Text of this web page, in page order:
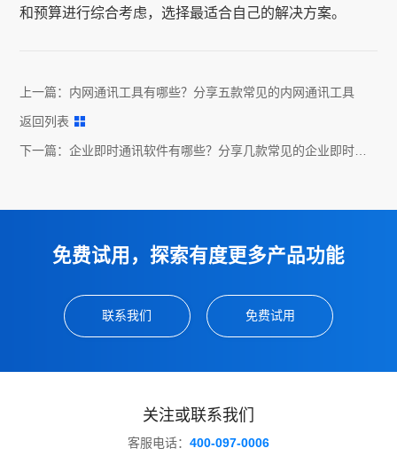
和预算进行综合考虑，选择最适合自己的解决方案。
上一篇： 内网通讯工具有哪些？分享五款常见的内网通讯工具
返回列表
下一篇：企业即时通讯软件有哪些？分享几款常见的企业即时通
免费试用，探索有度更多产品功能
联系我们 免费试用
关注或联系我们
客服电话： 400-097-0006